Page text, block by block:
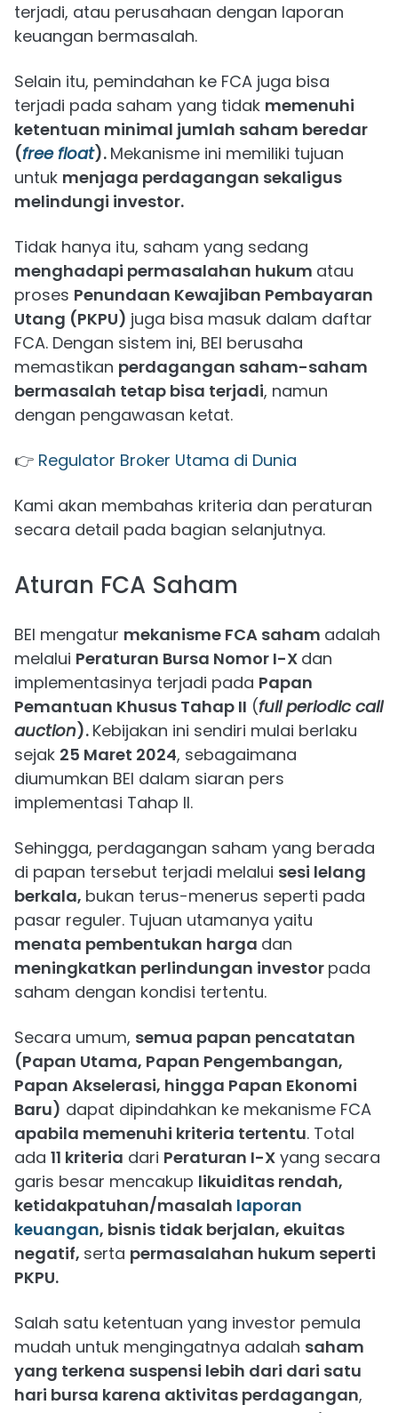
terjadi, atau perusahaan dengan laporan
keuangan bermasalah.
Selain itu, pemindahan ke FCA juga bisa
terjadi pada saham yang tidak memenuhi
ketentuan minimal jumlah saham beredar
(free float). Mekanisme ini memiliki tujuan
untuk menjaga perdagangan sekaligus
melindungi investor.
Tidak hanya itu, saham yang sedang
menghadapi permasalahan hukum atau
proses Penundaan Kewajiban Pembayaran
Utang (PKPU) juga bisa masuk dalam daftar
FCA. Dengan sistem ini, BEI berusaha
memastikan perdagangan saham-saham
bermasalah tetap bisa terjadi, namun
dengan pengawasan ketat.
👉 Regulator Broker Utama di Dunia
Kami akan membahas kriteria dan peraturan
secara detail pada bagian selanjutnya.
Aturan FCA Saham
BEI mengatur mekanisme FCA saham adalah
melalui Peraturan Bursa Nomor I-X dan
implementasinya terjadi pada Papan
Pemantuan Khusus Tahap II (full periodic call
auction). Kebijakan ini sendiri mulai berlaku
sejak 25 Maret 2024, sebagaimana
diumumkan BEI dalam siaran pers
implementasi Tahap II.
Sehingga, perdagangan saham yang berada
di papan tersebut terjadi melalui sesi lelang
berkala, bukan terus-menerus seperti pada
pasar reguler. Tujuan utamanya yaitu
menata pembentukan harga dan
meningkatkan perlindungan investor pada
saham dengan kondisi tertentu.
Secara umum, semua papan pencatatan
(Papan Utama, Papan Pengembangan,
Papan Akselerasi, hingga Papan Ekonomi
Baru) dapat dipindahkan ke mekanisme FCA
apabila memenuhi kriteria tertentu. Total
ada 11 kriteria dari Peraturan I-X yang secara
garis besar mencakup likuiditas rendah,
ketidakpatuhan/masalah laporan
keuangan, bisnis tidak berjalan, ekuitas
negatif, serta permasalahan hukum seperti
PKPU.
Salah satu ketentuan yang investor pemula
mudah untuk mengingatnya adalah saham
yang terkena suspensi lebih dari dari satu
hari bursa karena aktivitas perdagangan,